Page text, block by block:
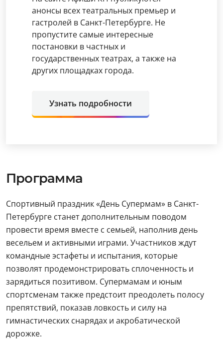
анонсы всех театральных премьер и
гастролей в Санкт-Петербурге. Не
пропустите самые интересные
постановки в частных и
государственных театрах, а также на
других площадках города.
Узнать подробности
Программа
Спортивный праздник «День Супермам» в Санкт-
Петербурге станет дополнительным поводом
провести время вместе с семьей, наполнив день
весельем и активными играми. Участников ждут
командные эстафеты и испытания, которые
позволят продемонстрировать сплоченность и
зарядиться позитивом. Супермамам и юным
спортсменам также предстоит преодолеть полосу
препятствий, показав ловкость и силу на
гимнастических снарядах и акробатической
дорожке.